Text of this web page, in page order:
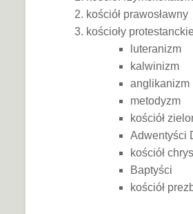
kościół prawosławny
kościoły
luteranizm
kalwinizm
anglikanizm
metodyzm
kościół
Adwentyści
kościół
Baptyści
kościół